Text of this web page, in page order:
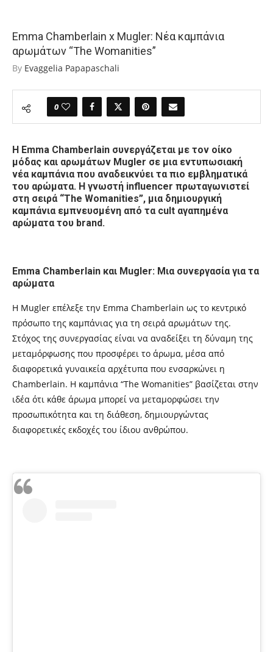
Emma Chamberlain x Mugler: Νέα καμπάνια
αρωμάτων “The Womanities”
By Evaggelia Papapaschali
0
Η Emma Chamberlain συνεργάζεται με τον οίκο
μόδας και αρωμάτων Mugler σε μια εντυπωσιακή
νέα καμπάνια που αναδεικνύει τα πιο εμβληματικά
του αρώματα. Η γνωστή influencer πρωταγωνιστεί
στη σειρά “The Womanities”, μια δημιουργική
καμπάνια εμπνευσμένη από τα cult αγαπημένα
αρώματα του brand.
Emma Chamberlain και Mugler: Μια συνεργασία για τα
αρώματα
Η Mugler επέλεξε την Emma Chamberlain ως το κεντρικό
πρόσωπο της καμπάνιας για τη σειρά αρωμάτων της.
Στόχος της συνεργασίας είναι να αναδείξει τη δύναμη της
μεταμόρφωσης που προσφέρει το άρωμα, μέσα από
διαφορετικά γυναικεία αρχέτυπα που ενσαρκώνει η
Chamberlain. Η καμπάνια “The Womanities” βασίζεται στην
ιδέα ότι κάθε άρωμα μπορεί να μεταμορφώσει την
προσωπικότητα και τη διάθεση, δημιουργώντας
διαφορετικές εκδοχές του ίδιου ανθρώπου.